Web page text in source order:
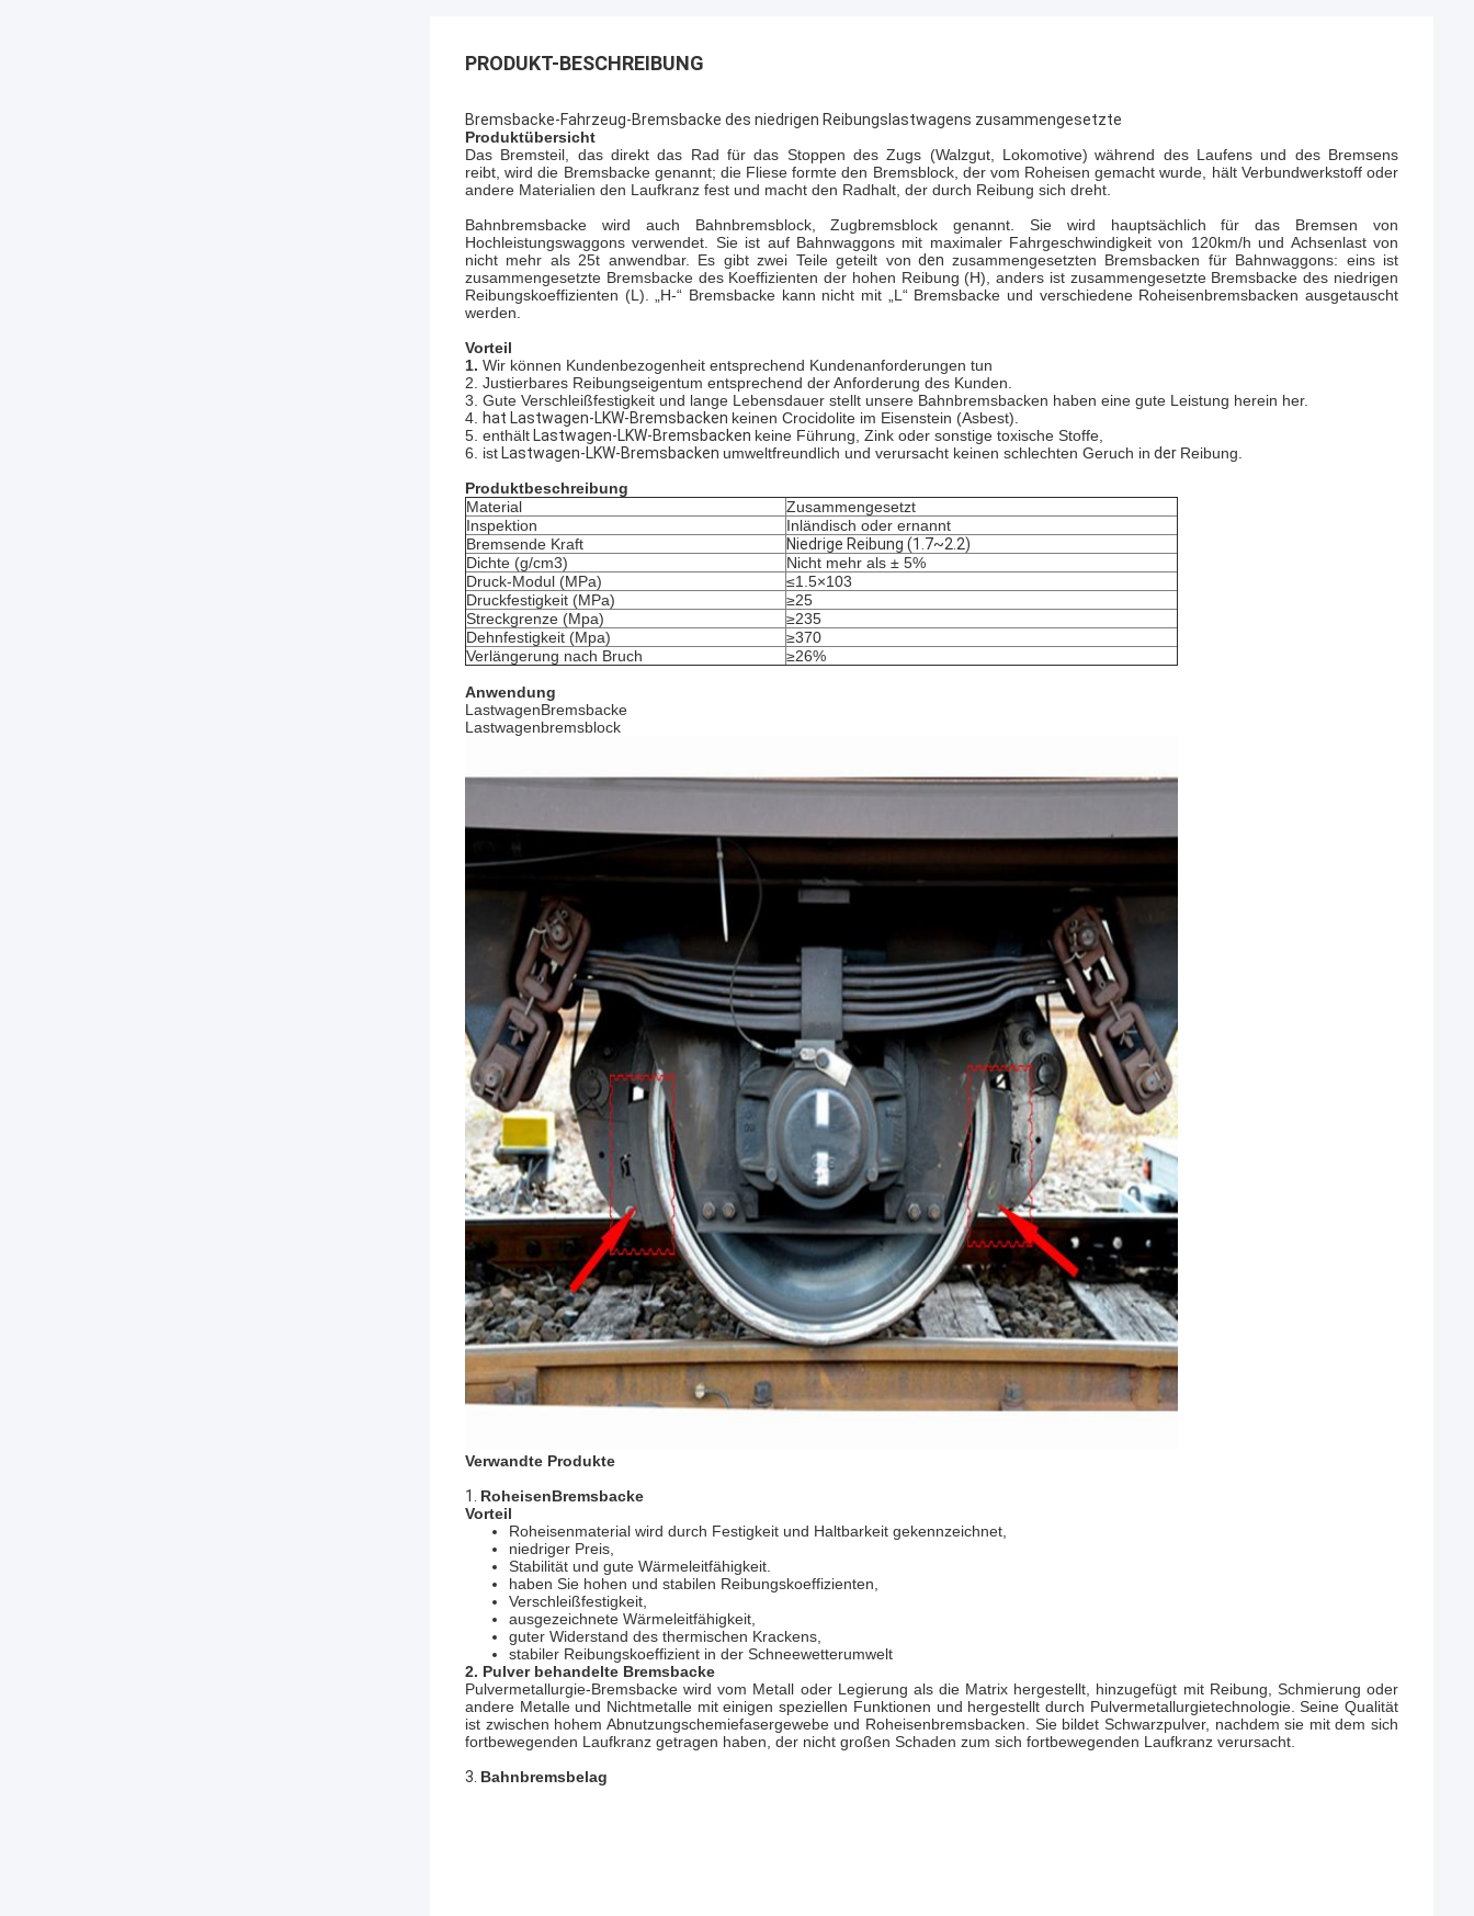
PRODUKT-BESCHREIBUNG
Bremsbacke-Fahrzeug-Bremsbacke des niedrigen Reibungslastwagens zusammengesetzte
Produktübersicht
Das Bremsteil, das direkt das Rad für das Stoppen des Zugs (Walzgut, Lokomotive) während des Laufens und des Bremsens
reibt , wird die Bremsbacke genannt; die Fliese formte den Bremsblock, der vom Roheisen gemacht wurde, hält Verbundwerkstoff oder
andere Materialien den Laufkranz fest und macht den Radhalt, der durch Reibung sich dreht.
Bahnbremsbacke wird auch Bahnbremsblock, Zugbremsblock genannt. Sie wird hauptsächlich für das Bremsen von
Hochleistungswaggons verwendet. Sie ist auf Bahnwaggons mit maximaler Fahrgeschwindigkeit von 120km/h und Achsenlast von
nicht mehr als 25t anwendbar.
Es gibt zwei Teile geteilt von den zusammengesetzten Bremsbacken für Bahnwaggons: eins ist
zusammengesetzte Bremsbacke des Koeffizienten der hohen Reibung (H), anders ist zusammengesetzte Bremsbacke des niedrigen
Reibungskoeffizienten (L). „H-“ Bremsbacke kann nicht mit „L“ Bremsbacke und verschiedene Roheisenbremsbacken ausgetauscht
werden.
Vorteil
1. Wir können Kundenbezogenheit entsprechend Kundenanforderungen tun
2. Justierbares Reibungseigentum entsprechend der Anforderung des Kunden.
3. Gute Verschleißfestigkeit und lange Lebensdauer stellt unsere Bahnbremsbacken haben eine gute Leistung herein her.
4.
hat Lastwagen-LKW-Bremsbacken keinen Crocidolite im Eisenstein (Asbest).
5. enthält Lastwagen-LKW-Bremsbacken keine Führung, Zink oder sonstige toxische Stoffe,
6. ist Lastwagen-LKW-Bremsbacken umweltfreundlich und verursacht keinen schlechten Geruch in der Reibung.
Produktbeschreibung
Material
Zusammengesetzt
Inspektion
Inländisch oder ernannt
Bremsende Kraft
Niedrige Reibung (1.7~2.2)
Dichte (g/cm3)
Nicht mehr als ± 5%
Druck-Modul (MPa)
≤1.5×103
Druckfestigkeit (MPa)
≥25
Streckgrenze (Mpa)
≥235
Dehnfestigkeit (Mpa)
≥370
Verlängerung nach Bruch
≥26%
Anwendung
LastwagenBremsbacke
Lastwagenbremsblock
Verwandte Produkte
1. RoheisenBremsbacke
Vorteil
Roheisenmaterial wird durch Festigkeit und Haltbarkeit gekennzeichnet,
niedriger Preis,
Stabilität und gute Wärmeleitfähigkeit.
haben Sie hohen und stabilen Reibungskoeffizienten,
Verschleißfestigkeit,
ausgezeichnete Wärmeleitfähigkeit,
guter Widerstand des thermischen Krackens,
stabiler Reibungskoeffizient in der Schneewetterumwelt
2. Pulver behandelte Bremsbacke
Pulvermetallurgie-Bremsbacke wird vom Metall oder Legierung als die Matrix hergestellt, hinzugefügt mit Reibung, Schmierung oder
andere Metalle und Nichtmetalle mit einigen speziellen Funktionen und hergestellt durch Pulvermetallurgietechnologie. Seine Qualität
ist zwischen hohem Abnutzungschemiefasergewebe und Roheisenbremsbacken. Sie bildet Schwarzpulver, nachdem sie mit dem sich
fortbewegenden Laufkranz getragen haben, der nicht großen Schaden zum sich fortbewegenden Laufkranz verursacht.
3. Bahnbremsbelag